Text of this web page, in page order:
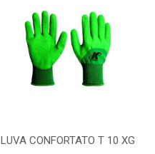
LUVA CONFORTATO T 10 XG